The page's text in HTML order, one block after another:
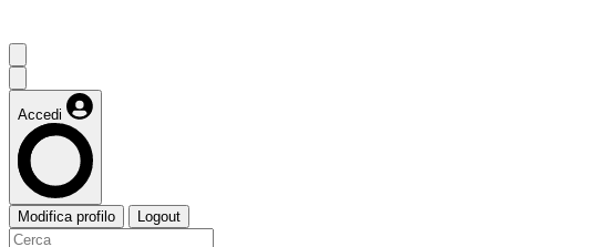
Accedi
Modifica profilo Logout